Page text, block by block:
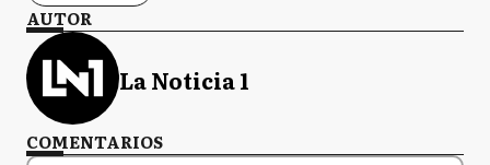
AUTOR
La Noticia 1
COMENTARIOS